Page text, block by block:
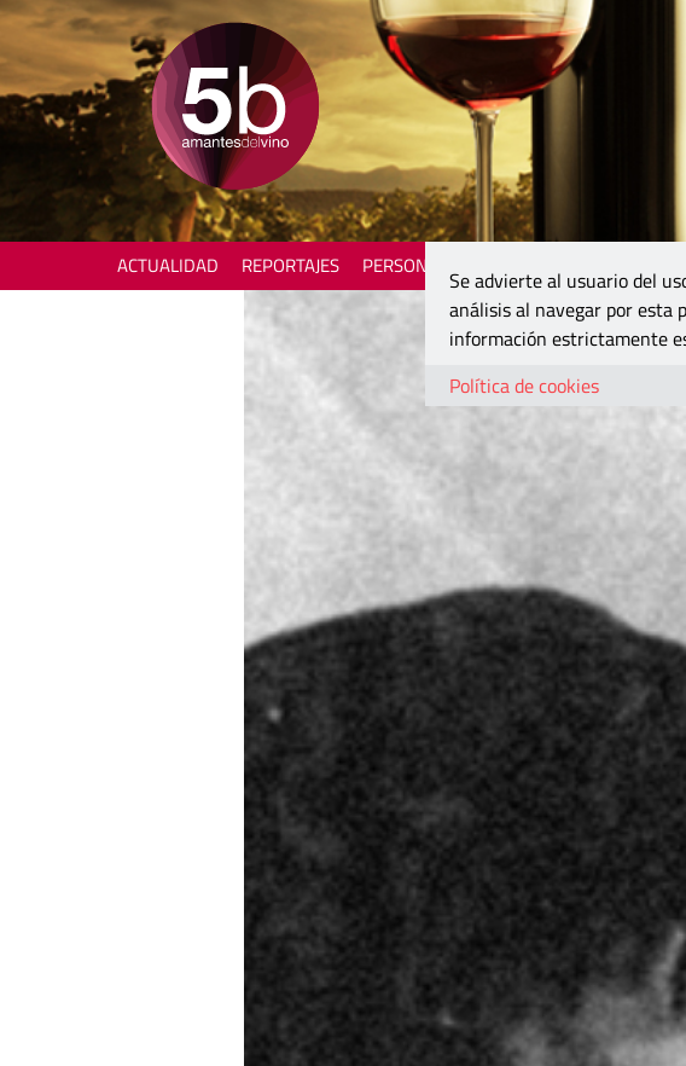
ACTUALIDAD REPORTAJES PERSONAJES
Se advierte al usuario del
análisis al navegar por esta
información estrictamente
Política de cookies